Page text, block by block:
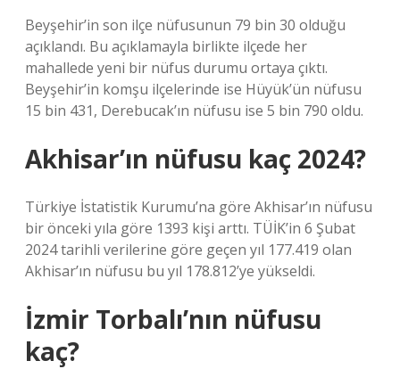
Beyşehir’in son ilçe nüfusunun 79 bin 30 olduğu
açıklandı. Bu açıklamayla birlikte ilçede her
mahallede yeni bir nüfus durumu ortaya çıktı.
Beyşehir’in komşu ilçelerinde ise Hüyük’ün nüfusu
15 bin 431, Derebucak’ın nüfusu ise 5 bin 790 oldu.
Akhisar’ın nüfusu kaç 2024?
Türkiye İstatistik Kurumu’na göre Akhisar’ın nüfusu
bir önceki yıla göre 1393 kişi arttı. TÜİK’in 6 Şubat
2024 tarihli verilerine göre geçen yıl 177.419 olan
Akhisar’ın nüfusu bu yıl 178.812’ye yükseldi.
İzmir Torbalı’nın nüfusu
kaç?